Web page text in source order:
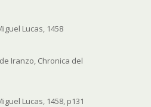
Lucas, 1458
Iranzo, Chronica del
Lucas, 1458, p131